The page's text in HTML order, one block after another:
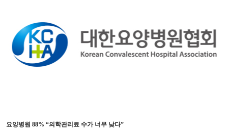
요양병원 88% “의학관리료 수가 너무 낮다”